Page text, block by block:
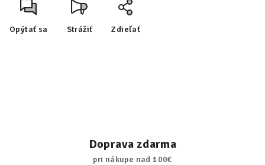
Opýtať sa Strážiť Zdieľať
Doprava zdarma
pri nákupe nad 100€